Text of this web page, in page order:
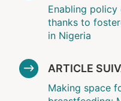
Enabling policy
thanks to
in Nigeria
ARTICLE
Making space